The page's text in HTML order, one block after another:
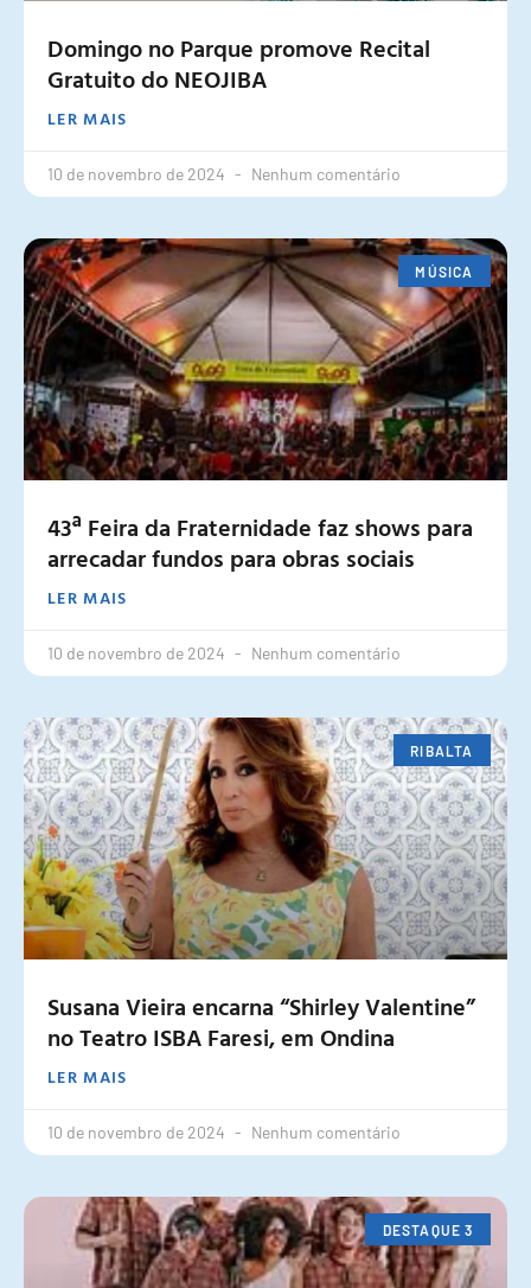
Domingo no Parque promove Recital
Gratuito do NEOJIBA
LER MAIS
10 de novembro de 2024 Nenhum comentário
MÚSICA
43ª Feira da Fraternidade faz shows para
arrecadar fundos para obras sociais
LER MAIS
10 de novembro de 2024 Nenhum comentário
RIBALTA
Susana Vieira encarna “Shirley Valentine”
no Teatro ISBA Faresi, em Ondina
LER MAIS
10 de novembro de 2024 Nenhum comentário
DESTAQUE 3